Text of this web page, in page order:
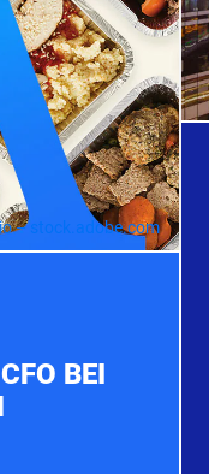
– stock.adobe.com
BEI